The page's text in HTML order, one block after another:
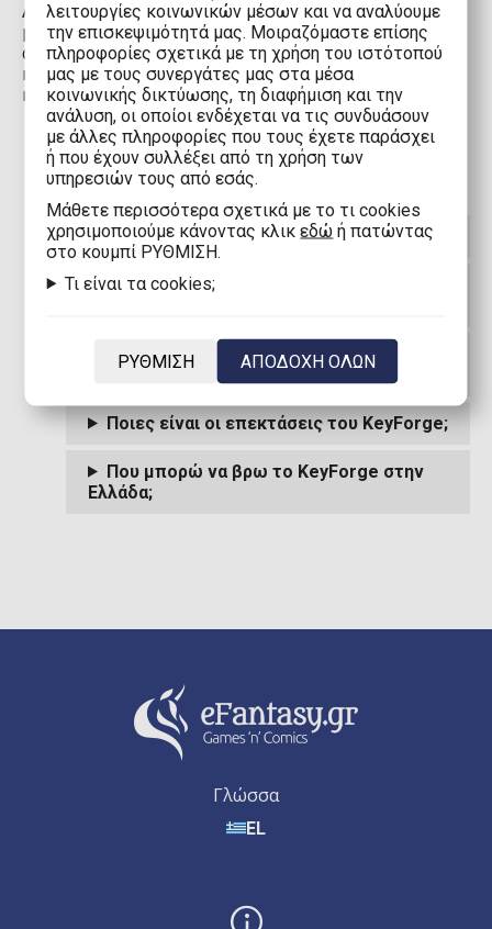
Ανακαλύψτε τοKeyForge, το πρωτοποριακό παιχνίδι
με κάρτες που προσφέρει μοναδική στρατηγική και
ατέλειωτες επιλογές μάχης. Βρείτε το βασικό παιχνίδι
και τις επεκτάσεις του στο eFantasy.gr με τις
καλύτερες τιμές στην Ελλάδα.
Τι είναι το KeyForge;
Πώς διαφέρουν οι τράπουλες στο
Πόσοι παίκτες μπορούν να παίξουν το
KeyForge;
Ποιες είναι οι επεκτάσεις του KeyForge;
Που μπορώ να βρω το KeyForge στην
Ελλάδα;
Γλώσσα
EL
λειτουργίες κοινωνικών μέσων και να αναλύουμε
την επισκεψιμότητά μας. Μοιραζόμαστε επίσης
πληροφορίες σχετικά με τη χρήση του ιστότοπού
μας με τους συνεργάτες μας στα μέσα
κοινωνικής δικτύωσης, τη διαφήμιση και την
ανάλυση, οι οποίοι ενδέχεται να τις συνδυάσουν
με άλλες πληροφορίες που τους έχετε παράσχει
ή που έχουν συλλέξει από τη χρήση των
υπηρεσιών τους από εσάς.
Mάθετε περισσότερα σχετικά με το τι cookies
χρησιμοποιούμε κάνοντας κλικεδώ ή πατώντας
στο κουμπί ΡΥΘΜΙΣΗ.
Τι είναι τα cookies;
ΡΥΘΜΙΣΗ ΑΠΟΔΟΧΗ ΟΛΩΝ